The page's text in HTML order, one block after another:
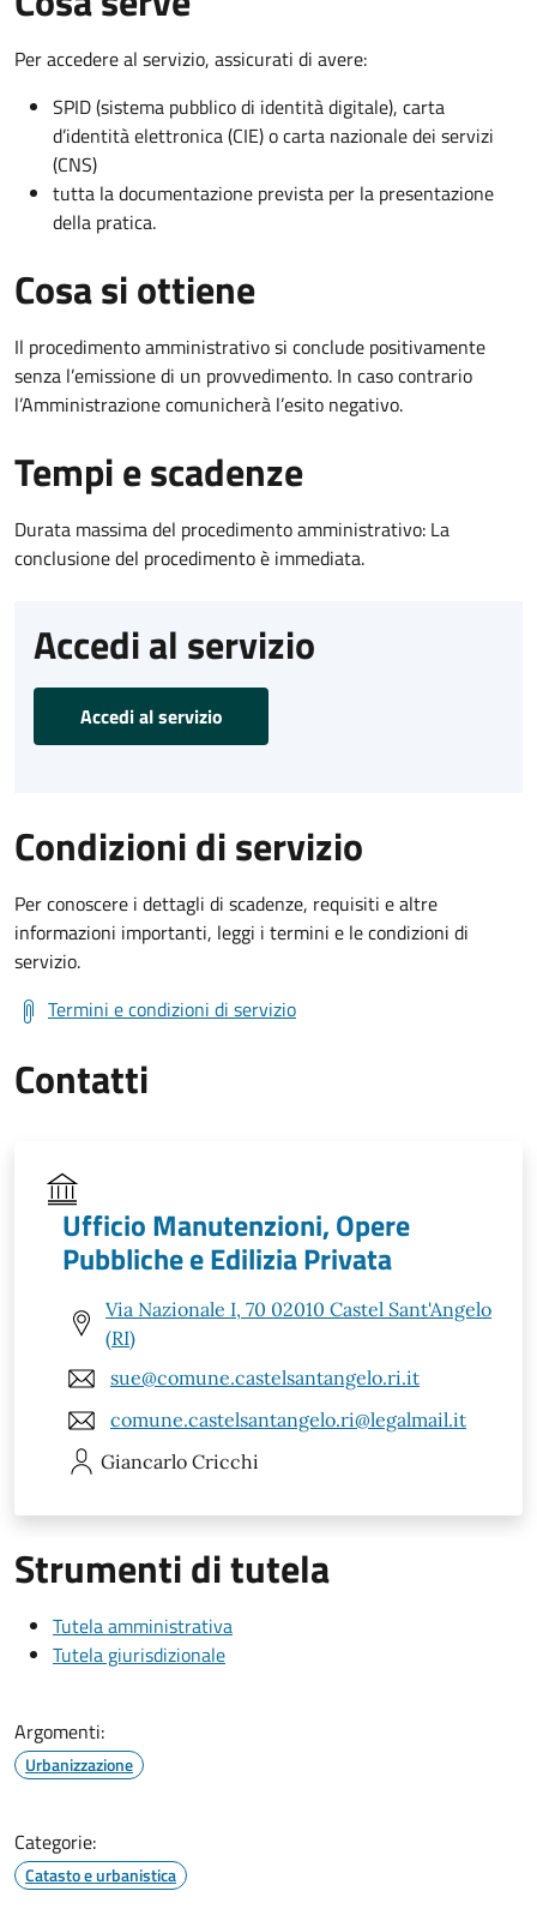
Per accedere al servizio, assicurati di avere:
SPID (sistema pubblico di identità digitale), carta
d’identità elettronica (CIE) o carta nazionale dei servizi
(CNS)
tutta la documentazione prevista per la presentazione
della pratica.
Cosa si ottiene
Il procedimento amministrativo si conclude positivamente
senza l’emissione di un provvedimento. In caso contrario
l’Amministrazione comunicherà l’esito negativo.
Tempi e scadenze
Durata massima del procedimento amministrativo: La
conclusione del procedimento è immediata.
Accedi al servizio
Accedi al servizio
Condizioni di servizio
Per conoscere i dettagli di scadenze, requisiti e altre
informazioni importanti, leggi i termini e le condizioni di
servizio.
Termini e condizioni di servizio
Contatti
Ufficio Manutenzioni, Opere
Pubbliche e Edilizia Privata
Via Nazionale I, 70 02010 Castel Sant'Angelo
(RI)
sue@comune.castelsantangelo.ri.it
comune.castelsantangelo.ri@legalmail.it
Giancarlo Cricchi
Strumenti di tutela
Tutela amministrativa
Tutela giurisdizionale
Argomenti:
Urbanizzazione
Categorie:
Catasto e urbanistica